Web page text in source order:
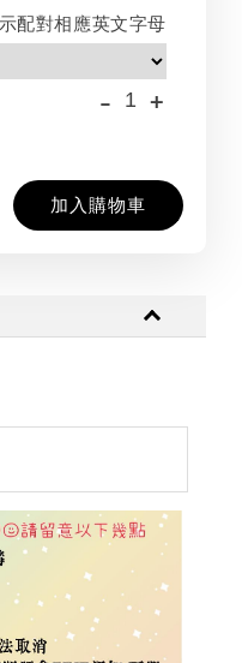
配對相應英文字母
- +
加入購物車